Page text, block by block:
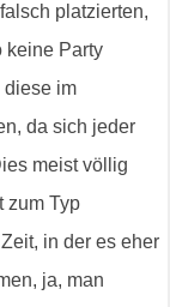
platzierten,
keine Party
diese im
da sich jeder
meist völlig
zum Typ
in der es eher
ja, man